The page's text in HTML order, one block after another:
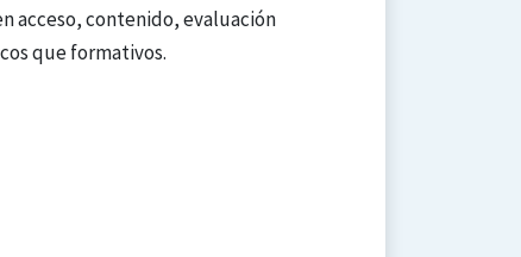
acceso, contenido, evaluación
que formativos.